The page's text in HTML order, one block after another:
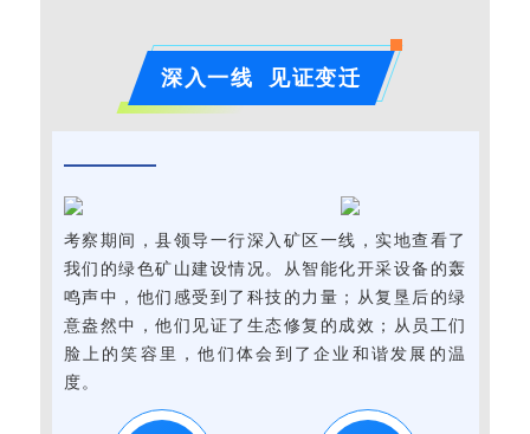
深入一线 见证变迁
考察期间，县领导一行深入矿区一线，实地查看了
我们的绿色矿山建设情况。从智能化开采设备的轰
鸣声中，他们感受到了科技的力量；从复垦后的绿
意盎然中，他们见证了生态修复的成效；从员工们
脸上的笑容里，他们体会到了企业和谐发展的温
度。